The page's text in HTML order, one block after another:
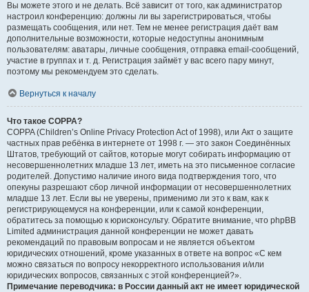
Вы можете этого и не делать. Всё зависит от того, как администратор
настроил конференцию: должны ли вы зарегистрироваться, чтобы
размещать сообщения, или нет. Тем не менее регистрация даёт вам
дополнительные возможности, которые недоступны анонимным
пользователям: аватары, личные сообщения, отправка email-сообщений,
участие в группах и т. д. Регистрация займёт у вас всего пару минут,
поэтому мы рекомендуем это сделать.
Вернуться к началу
Что такое COPPA?
COPPA (Children’s Online Privacy Protection Act of 1998), или Акт о защите
частных прав ребёнка в интернете от 1998 г. — это закон Соединённых
Штатов, требующий от сайтов, которые могут собирать информацию от
несовершеннолетних младше 13 лет, иметь на это письменное согласие
родителей. Допустимо наличие иного вида подтверждения того, что
опекуны разрешают сбор личной информации от несовершеннолетних
младше 13 лет. Если вы не уверены, применимо ли это к вам, как к
регистрирующемуся на конференции, или к самой конференции,
обратитесь за помощью к юрисконсульту. Обратите внимание, что phpBB
Limited администрация данной конференции не может давать
рекомендаций по правовым вопросам и не является объектом
юридических отношений, кроме указанных в ответе на вопрос «С кем
можно связаться по вопросу некорректного использования и/или
юридических вопросов, связанных с этой конференцией?».
Примечание переводчика: в России данный акт не имеет юридической